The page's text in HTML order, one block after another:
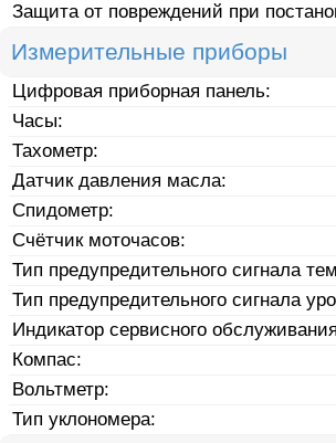
Защита от повреждений при
Измерительные приборы
Цифровая приборная панель:
Часы:
Тахометр:
Датчик давления масла:
Спидометр:
Счётчик моточасов:
Тип предупредительного сигнала
Тип предупредительного сигнала
Индикатор сервисного
Компас:
Вольтметр:
Тип уклономера: